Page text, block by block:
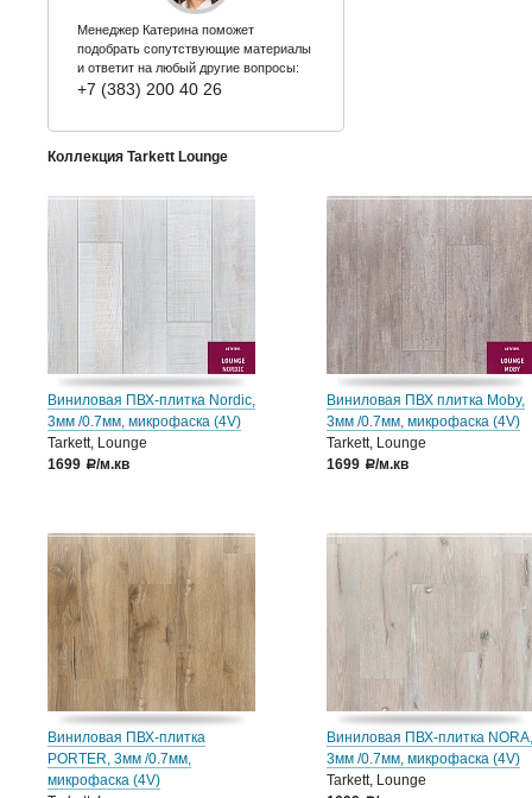
Менеджер Катерина поможет
подобрать сопутствующие материалы
и ответит на любый другие вопросы:
+7 (383) 200 40 26
Коллекция Tarkett Lounge
Виниловая ПВХ-плитка Nordic,
3мм /0.7мм, микрофаска (4V)
Tarkett, Lounge
1699
a/м.кв
Виниловая ПВХ плитка Moby,
3мм /0.7мм, микрофаска (4V)
Tarkett, Lounge
1699
a/м.кв
Виниловая ПВХ-плитка
PORTER, 3мм /0.7мм,
микрофаска (4V)
Виниловая ПВХ-плитка NORA,
3мм /0.7мм, микрофаска (4V)
Tarkett, Lounge